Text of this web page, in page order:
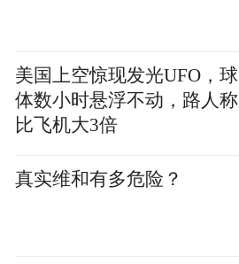
美国上空惊现发光UFO，球
体数小时悬浮不动，路人称
比飞机大3倍
真实维和有多危险？